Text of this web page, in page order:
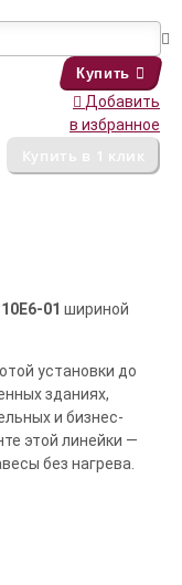
Купить
Добавить
в избранное
01 шириной
установки до
зданиях,
и бизнес-
этой линейки —
без нагрева.